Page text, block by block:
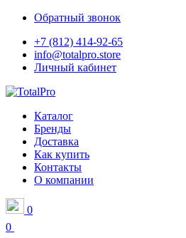
Обратный звонок
+7 (812) 414-92-65
info@totalpro.store
Личный кабинет
Каталог
Бренды
Доставка
Как купить
Контакты
О компании
0
0